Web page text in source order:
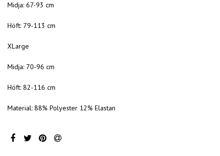
Midja: 67-93 cm
Höft: 79-113 cm
XLarge
Midja: 70-96 cm
Höft: 82-116 cm
Material: 88% Polyester 12% Elastan